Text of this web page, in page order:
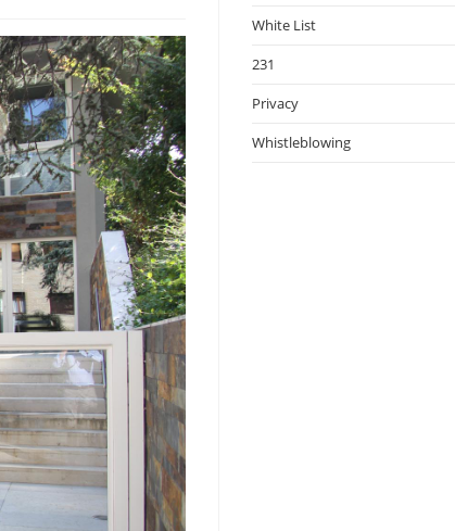
White List
231
Privacy
Whistleblowing